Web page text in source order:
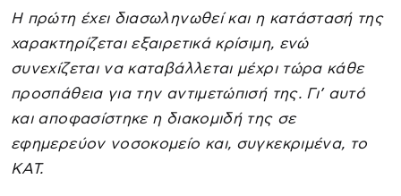
Η πρώτη έχει διασωληνωθεί και η κατάστασή της
χαρακτηρίζεται εξαιρετικά κρίσιμη, ενώ
συνεχίζεται να καταβάλλεται μέχρι τώρα κάθε
προσπάθεια για την αντιμετώπισή της. Γι’ αυτό
και αποφασίστηκε η διακομιδή της σε
εφημερεύον νοσοκομείο και, συγκεκριμένα, το
ΚΑΤ.